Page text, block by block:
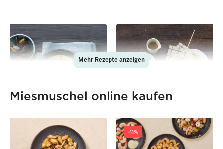
Französische
Miesmuschelsuppe
Miesmuscheln im
Speckmantel
Mehr Rezepte anzeigen
Miesmuschel online kaufen
-11%